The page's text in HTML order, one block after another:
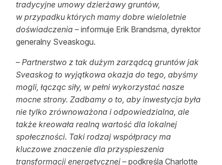
tradycyjne umowy dzierżawy gruntów,
w przypadku których mamy dobre wieloletnie
doświadczenia – informuje Erik Brandsma, dyrektor
generalny Sveaskogu.
– Partnerstwo z tak dużym zarządcą gruntów jak
Sveaskog to wyjątkowa okazja do tego, abyśmy
mogli, łącząc siły, w pełni wykorzystać nasze
mocne strony. Zadbamy o to, aby inwestycja była
nie tylko zrównoważona i odpowiedzialna, ale
także kreowała realną wartość dla lokalnej
społeczności. Taki rodzaj współpracy ma
kluczowe znaczenie dla przyspieszenia
transformacji energetycznej – podkreśla Charlotte